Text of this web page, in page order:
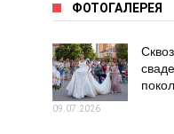
ФОТОГАЛЕРЕЯ
09.07.2026